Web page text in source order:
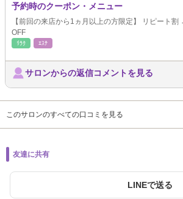
予約時のクーポン・メニュー
【前回の来店から1ヵ月以上の方限定】 リピート
OFF
ﾘﾗｸ ｴｽﾃ
サロンからの返信コメントを見る
このサロンのすべての口コミを見る
友達に共有
LINEで送る